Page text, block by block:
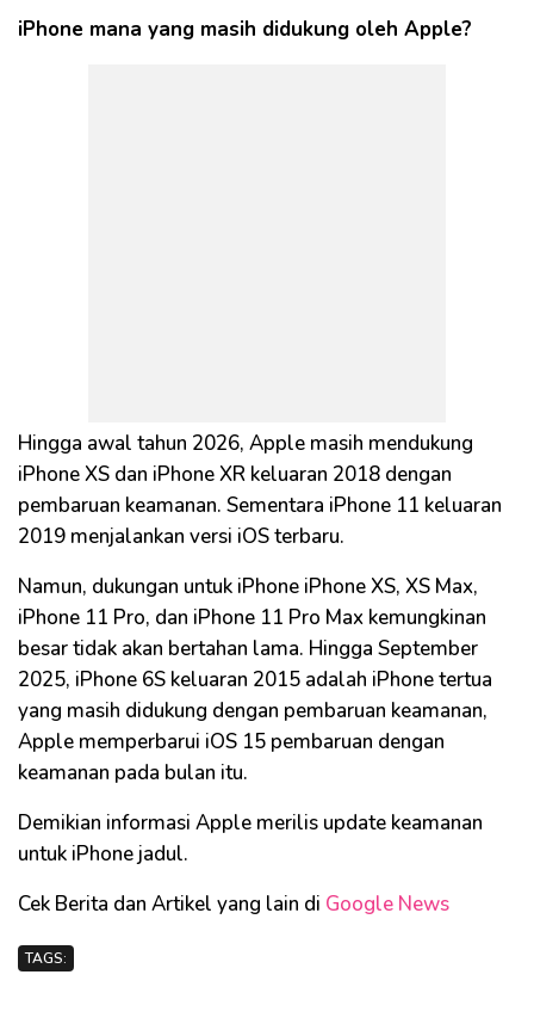
iPhone mana yang masih didukung oleh Apple?
Hingga awal tahun 2026, Apple masih mendukung
iPhone XS dan iPhone XR keluaran 2018 dengan
pembaruan keamanan. Sementara iPhone 11 keluaran
2019 menjalankan versi iOS terbaru.
Namun, dukungan untuk iPhone iPhone XS, XS Max,
iPhone 11 Pro, dan iPhone 11 Pro Max kemungkinan
besar tidak akan bertahan lama. Hingga September
2025, iPhone 6S keluaran 2015 adalah iPhone tertua
yang masih didukung dengan pembaruan keamanan,
Apple memperbarui iOS 15 pembaruan dengan
keamanan pada bulan itu.
Demikian informasi Apple merilis update keamanan
untuk iPhone jadul.
Cek Berita dan Artikel yang lain di Google News
TAGS: